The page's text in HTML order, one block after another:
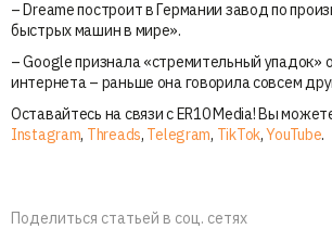
– Dreame построит в Германии завод по
быстрых машин в мире».
– Google признала «стремительный упадок»
интернета – раньше она говорила совсем
Оставайтесь на связи с ER10 Media! Вы
Instagram, Threads, Telegram, TikTok,YouTube.
Поделиться статьей в соц. сетях